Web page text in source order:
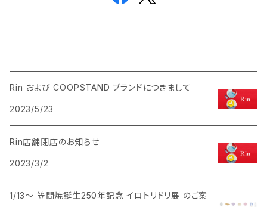
Rin および COOPSTAND ブランドにつきまして
2023/5/23
Rin店舗閉店のお知らせ
2023/3/2
1/13〜 笠間焼誕生250年記念 イロトリドリ展 のご案